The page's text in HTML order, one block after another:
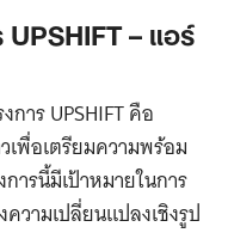
– แอร์
การ UPSHIFT คือ
พื่อเตรียมความพร้อม
ารนี้มีเป้าหมายในการ
วามเปลี่ยนแปลงเชิงรูป